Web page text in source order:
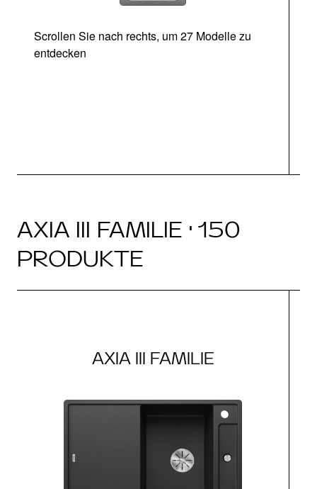
Scrollen Sie nach rechts, um 27 Modelle zu
entdecken
AXIA III FAMILIE · 150
PRODUKTE
AXIA III FAMILIE